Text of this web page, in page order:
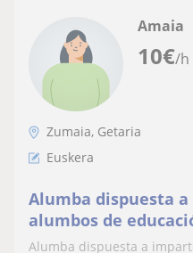
10€/h
Amaia
Zumaia, Getaria
Euskera
Alumba dispuesta
alumbos de
Alumba dispuesta a